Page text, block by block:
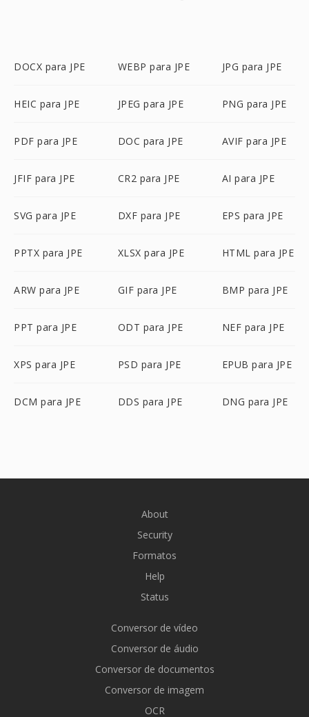
DOCX para JPE WEBP para JPE JPG para JPE
HEIC para JPE JPEG para JPE PNG para JPE
PDF para JPE DOC para JPE AVIF para JPE
JFIF para JPE CR2 para JPE AI para JPE
SVG para JPE DXF para JPE EPS para JPE
PPTX para JPE XLSX para JPE HTML para JPE
ARW para JPE GIF para JPE BMP para JPE
PPT para JPE ODT para JPE NEF para JPE
XPS para JPE PSD para JPE EPUB para JPE
DCM para JPE DDS para JPE DNG para JPE
About
Security
Formatos
Help
Status
Conversor de vídeo
Conversor de áudio
Conversor de documentos
Conversor de imagem
OCR